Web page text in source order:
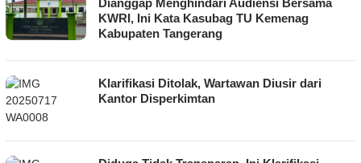
KWRI, Ini Kata Kasubag TU Kemenag
Kabupaten Tangerang
Klarifikasi Ditolak, Wartawan Diusir dari
Kantor Disperkimtan